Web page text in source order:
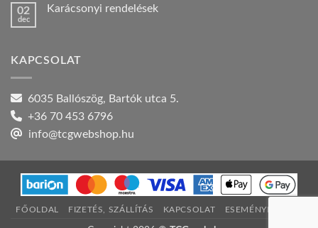
bejegyzéshez
TAGSÁG
02
dec
Karácsonyi rendelések
rendelések
KAPCSOLAT
6035 Ballószög, Bartók utca 5.
+36 70 453 6796
info@tcgwebshop.hu
FŐOLDAL FIZETÉS, SZÁLLÍTÁS KAPCSOLAT ESEMÉNYNAPTÁR